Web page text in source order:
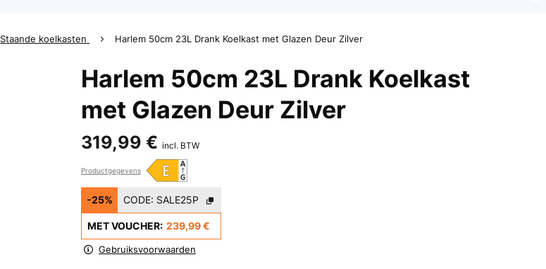
Staande koelkasten Harlem 50cm 23L Drank Koelkast met Glazen Deur Zilver
Harlem 50cm 23L Drank Koelkast
met Glazen Deur Zilver
319,99 € incl. BTW
Productgegevens
-25% CODE: SALE25P
MET VOUCHER: 239,99 €
Gebruiksvoorwaarden